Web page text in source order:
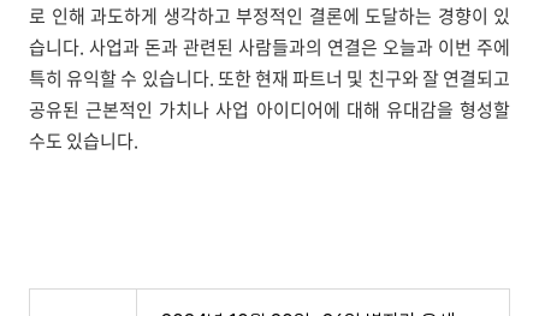
로 인해 과도하게 생각하고 부정적인 결론에 도달하는 경향이 있
습니다. 사업과 돈과 관련된 사람들과의 연결은 오늘과 이번 주에
특히 유익할 수 있습니다. 또한 현재 파트너 및 친구와 잘 연결되고
공유된 근본적인 가치나 사업 아이디어에 대해 유대감을 형성할
수도 있습니다.